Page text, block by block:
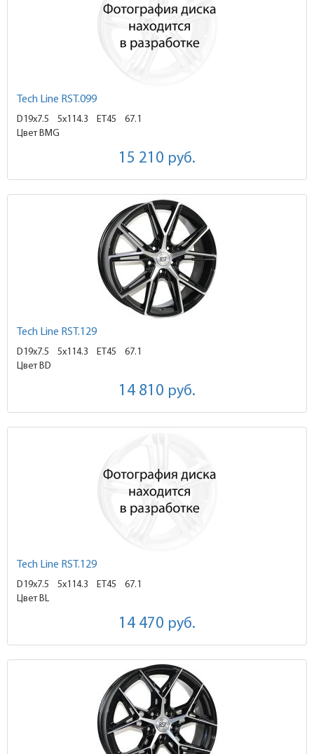
Tech Line RST.099
D19x7.5 5x114.3 ET45
67.1
Цвет BMG
15 210 руб.
Tech Line RST.129
D19x7.5 5x114.3 ET45
67.1
Цвет BD
14 810 руб.
Tech Line RST.129
D19x7.5 5x114.3 ET45
67.1
Цвет BL
14 470 руб.